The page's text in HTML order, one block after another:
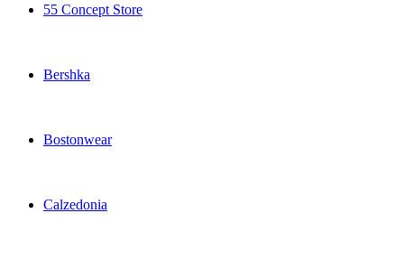
55 Concept Store
Bershka
Bostonwear
Calzedonia